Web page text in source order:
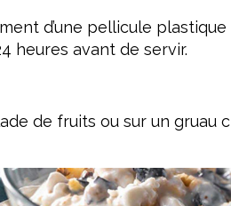
d’une pellicule
heures avant de servir.
de fruits ou sur un gruau